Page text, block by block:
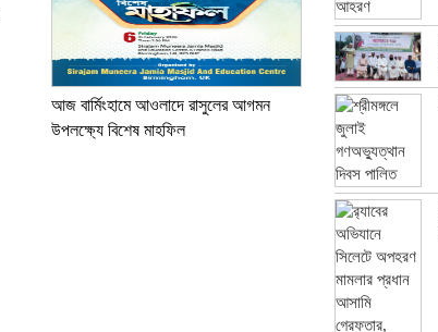
আজ বার্মিংহামে আওলাদে রাসুলের আগমন
উপলক্ষ্যে বিশেষ মাহফিল